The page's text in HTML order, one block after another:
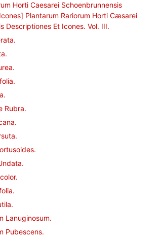
Horti Caesarei Schoenbrunnensis
Plantarum Rariorum Horti Cæsarei
Descriptiones Et Icones. Vol. III.
Rubra.
Lanuginosum.
Pubescens.